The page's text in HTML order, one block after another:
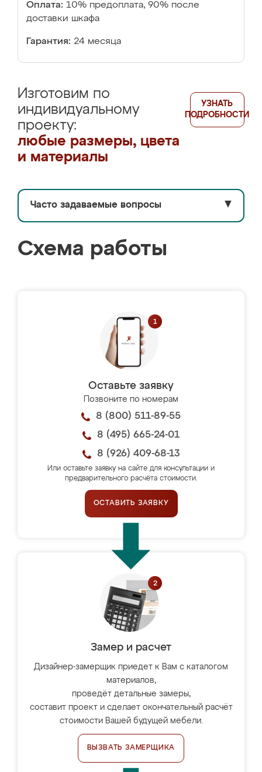
Оплата: 10% предоплата, 90% после
доставки шкафа
Гарантия: 24 месяца
Изготовим по
индивидуальному
проекту:
любые размеры, цвета
и материалы
УЗНАТЬ
ПОДРОБНОСТИ
Часто задаваемые вопросы ▼
Схема работы
Оставьте заявку
Позвоните по номерам
8 (800) 511-89-55
8 (495) 665-24-01
8 (926) 409-68-13
Или оставьте заявку на сайте для консультации и
предварительного расчёта стоимости.
ОСТАВИТЬ ЗАЯВКУ
Замер и расчет
Дизайнер-замерщик приедет к Вам с каталогом
материалов,
проведёт детальные замеры,
составит проект и сделает окончательный расчёт
стоимости Вашей будущей мебели.
ВЫЗВАТЬ ЗАМЕРЩИКА